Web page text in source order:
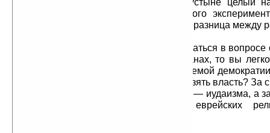
евреев — и в результате Синайского
евреев в виде биороботов. Вот вам и разница между
Если вы будете серьезно разбираться в
реально правит в христианских странах, то вы
всем христианском мире, так называемой
жидократия. Как же евреям удалось взять власть? За
религий. Но не одной только религии — иудаизма, а
связанных в единый комплекс еврейских